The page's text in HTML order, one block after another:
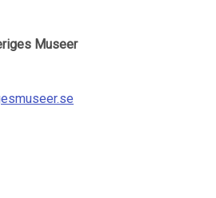
Museer